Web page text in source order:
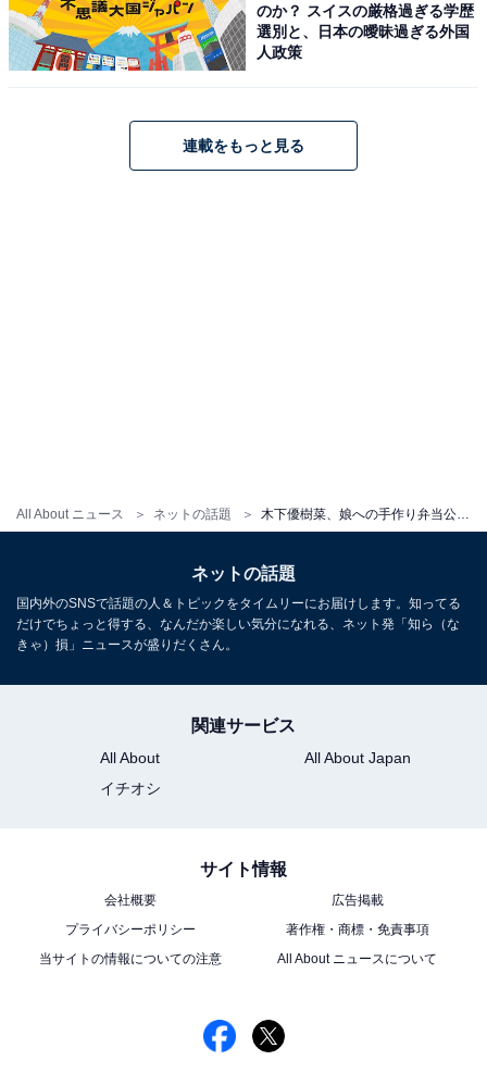
All About ニュース ネットの話題 木下優樹菜、娘への手作り弁当公開！ 「母の愛ですね」「お母さん弁当感があって好き」と絶賛の声
のか？ スイスの厳格過ぎる学歴
選別と、日本の曖昧過ぎる外国
人政策
連載をもっと見る
ネットの話題
国内外のSNSで話題の人＆トピックをタイムリーにお届けします。知ってる
だけでちょっと得する、なんだか楽しい気分になれる、ネット発「知ら（な
きゃ）損」ニュースが盛りだくさん。
関連サービス
All About
All About Japan
イチオシ
サイト情報
会社概要
広告掲載
プライバシーポリシー
著作権・商標・免責事項
当サイトの情報についての注意
All About ニュースについて